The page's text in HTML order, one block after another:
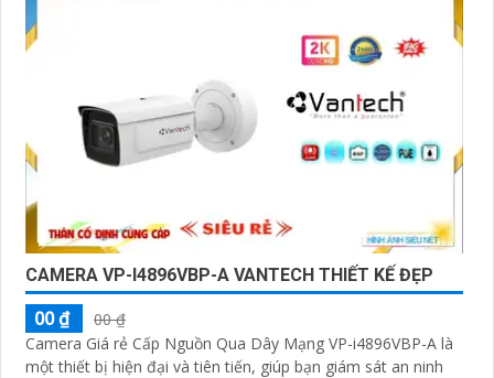
trọng.
Nếu bạn đang tìm kiếm một giải pháp giám sát an ninh
thông minh và tiện lợi, đầu ghi camera hỗ trợ 2 ổ cứng
công nghệ phù hợp sẽ là sự lựa chọn hoàn hảo cho
nhu cầu của bạn. Hãy đầu tư vào sản phẩm này để bảo
vệ và giám sát nhà ở, cửa hàng hoặc văn phòng của
bạn một cách chuyên nghiệp và hiệu quả nhất.
CAMERA VP-I4896VBP-A VANTECH THIẾT KẾ ĐẸP
00 ₫
00 ₫
Camera Giá rẻ Cấp Nguồn Qua Dây Mạng VP-i4896VBP-A là
một thiết bị hiện đại và tiên tiến, giúp bạn giám sát an ninh